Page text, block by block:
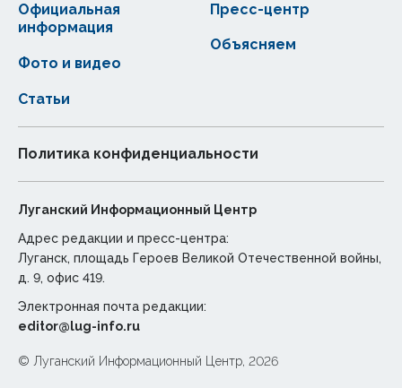
Статьи
Официальная
информация
Фото и видео
Пресс-центр
Объясняем
Политика конфиденциальности
Луганский Информационный Центр
Адрес редакции и пресс-центра:
Луганск, площадь Героев Великой Отечественной войны,
д. 9, офис 419.
Электронная почта редакции:
editor@lug-info.ru
© Луганский Информационный Центр, 2026